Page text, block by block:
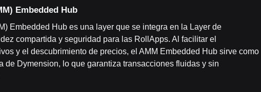
Embedded Hub
Embedded Hub es una layer que se integra en la Layer de
compartida y seguridad para las RollApps. Al facilitar el
y el descubrimiento de precios, el AMM Embedded Hub sirve como
de Dymension, lo que garantiza transacciones fluidas y sin